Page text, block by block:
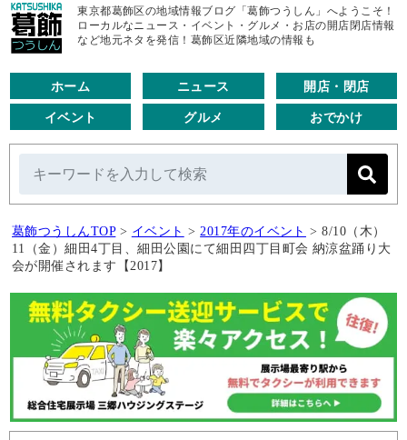
東京都葛飾区の地域情報ブログ「葛飾つうしん」へようこそ！
ローカルなニュース・イベント・グルメ・お店の開店閉店情報
など地元ネタを発信！葛飾区近隣地域の情報も
ホーム ニュース 開店・閉店
イベント グルメ おでかけ
葛飾つうしんTOP > イベント > 2017年のイベント > 8/10（木）
11（金）細田4丁目、細田公園にて細田四丁目町会 納涼盆踊り大
会が開催されます【2017】